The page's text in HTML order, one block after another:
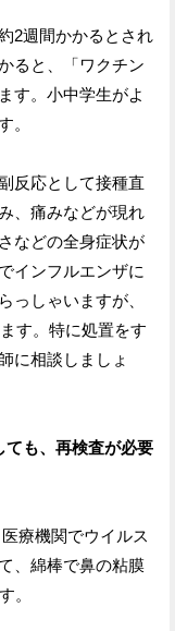
2週間かかるとされ
ると、「ワクチン
す。小中学生がよ
。
反応として接種直
、痛みなどが現れ
などの全身症状が
インフルエンザに
っしゃいますが、
す。特に処置をす
に相談しましょ
ても、再検査が必要
療機関でウイルス
、綿棒で鼻の粘膜
。